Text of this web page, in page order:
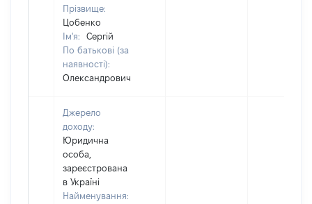
Прізвище:
Цобенко
Ім'я:
Сергій
По батькові (за
наявності):
Олександрович
Джерело
доходу:
Юридична
особа,
зареєстрована
в Україні
Найменування: